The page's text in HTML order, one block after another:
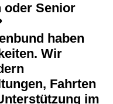
oder Senior
haben
Wir
Fahrten
im